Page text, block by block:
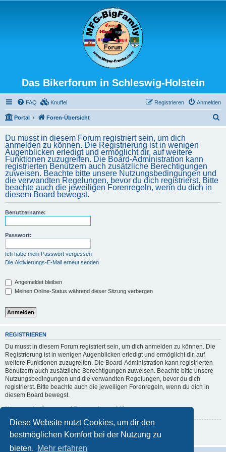
Diese Website nutzt Cookies, um dir den
bestmöglichen Komfort bei der Nutzung zu
bieten. Mehr erfahren
Das Bikerforum in Schleswig-Holstein
FAQ Knuffel Anmelden
Registrieren
Portal Foren-Übersicht
Du musst in diesem Forum registriert sein, um dich
anmelden zu können. Die Registrierung ist in wenigen
Augenblicken erledigt und ermöglicht dir, auf weitere
Funktionen zuzugreifen. Die Board-Administration kann
registrierten Benutzern auch zusätzliche Berechtigungen
zuweisen. Beachte bitte unsere Nutzungsbedingungen und
die verwandten Regelungen, bevor du dich registrierst. Bitte
beachte auch die jeweiligen Forenregeln, wenn du dich in
diesem Board bewegst.
Benutzername:
Passwort:
Ich habe mein Passwort vergessen
Die Aktivierungs-E-Mail erneut senden
Angemeldet bleiben
Meinen Online-Status während dieser Sitzung verbergen
REGISTRIEREN
Du musst in diesem Forum registriert sein, um dich anmelden zu können. Die
Registrierung ist in wenigen Augenblicken erledigt und ermöglicht dir, auf
weitere Funktionen zuzugreifen. Die Board-Administration kann registrierten
Benutzern auch zusätzliche Berechtigungen zuweisen. Beachte bitte unsere
Nutzungsbedingungen und die verwandten Regelungen, bevor du dich
registrierst. Bitte beachte auch die jeweiligen Forenregeln, wenn du dich in
diesem Board bewegst.
Nutzungsbedingungen|Datenschutzerklärung
Registrieren